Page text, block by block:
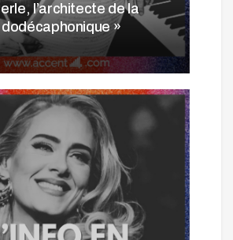
l’architecte de la
»